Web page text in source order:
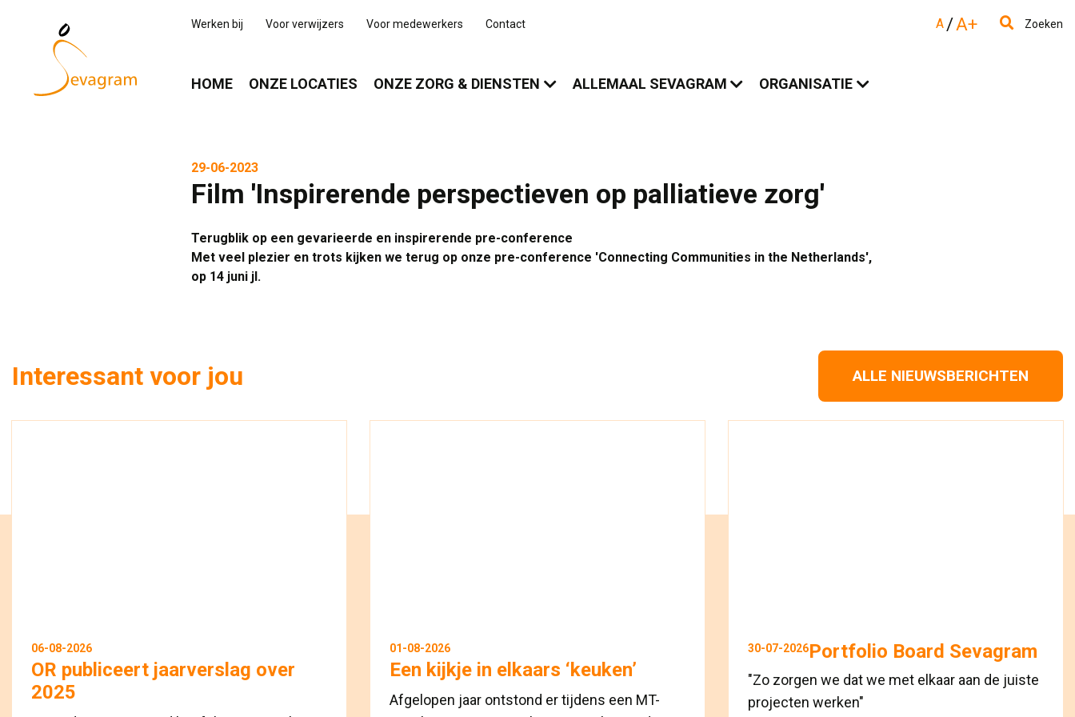
Werken bij Voor verwijzers Voor medewerkers Contact A /A+ Zoeken
HOME ONZE LOCATIES ONZE ZORG & DIENSTEN ALLEMAAL SEVAGRAM ORGANISATIE
29-06-2023
Film 'Inspirerende perspectieven op palliatieve zorg'
Terugblik op een gevarieerde en inspirerende pre-conference
Met veel plezier en trots kijken we terug op onze pre-conference 'Connecting Communities in the Netherlands',
op 14 juni jl.
Interessant voor jou ALLE NIEUWSBERICHTEN
06-08-2026
OR publiceert jaarverslag over
2025
01-08-2026
Een kijkje in elkaars ‘keuken’
Afgelopen jaar ontstond er tijdens een MT-
30-07-2026Portfolio Board Sevagram
"Zo zorgen we dat we met elkaar aan de juiste
projecten werken"